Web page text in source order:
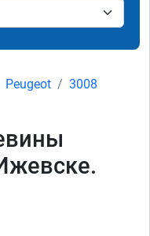
Peugeot
3008